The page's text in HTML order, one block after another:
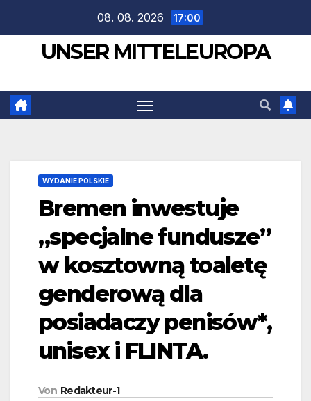
springen
08. 08. 2026 17:00
UNSER MITTELEUROPA
WYDANIE POLSKIE
Bremen inwestuje
„specjalne fundusze”
w kosztowną toaletę
genderową dla
posiadaczy penisów*,
unisex i FLINTA.
Von Redakteur-1